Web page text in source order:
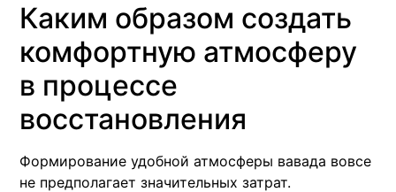
Каким образом создать
комфортную атмосферу
в процессе
восстановления
Формирование удобной атмосферы вавада вовсе
не предполагает значительных затрат.